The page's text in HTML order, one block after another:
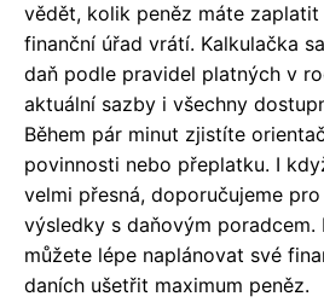
vědět, kolik peněz máte
finanční úřad vrátí. Kalkulačka
daň podle pravidel platných v
aktuální sazby i všechny
Během pár minut zjistíte
povinnosti nebo přeplatku. I
velmi přesná, doporučujeme
výsledky s daňovým
můžete lépe naplánovat své
daních ušetřit maximum peněz.